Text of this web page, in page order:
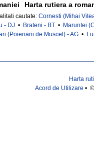
Harta rutiera a
cautate: Cornesti (Mihai
- DJ • Brateni - BT • Maruntei
(Poienarii de Muscel) - AG •
Harta
Acord de Utilizare •